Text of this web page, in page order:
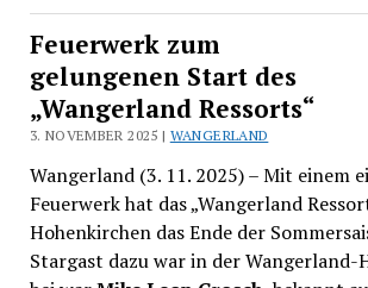
Feuerwerk zum
gelungenen Start des
„Wangerland Ressorts“
3. NOVEMBER 2025 | WANGERLAND
Wangerland (3. 11. 2025) – Mit einem
Feuerwerk hat das „Wangerland
Hohenkirchen das Ende der
Stargast dazu war in der Wangerland-